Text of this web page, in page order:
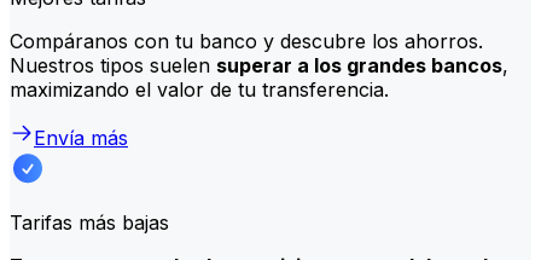
Compáranos con tu banco y descubre los ahorros.
Nuestros tipos suelen superar a los grandes bancos,
maximizando el valor de tu transferencia.
Envía más
Tarifas más bajas